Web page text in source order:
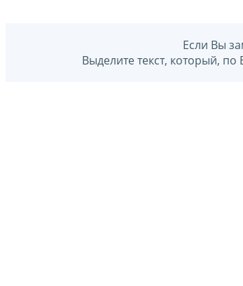
Если Вы
Выделите текст, который,